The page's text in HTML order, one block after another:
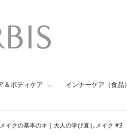
＆ボディケア インナーケア（食品）
イクの基本のキ｜大人の学び直しメイク #3